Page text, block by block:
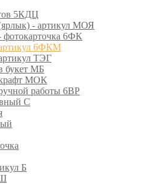
5КДЦ
- артикул МОЯ
6ФК
6ФКМ
ТЭГ
букет МБ
МОК
работы 6ВР
С
Б